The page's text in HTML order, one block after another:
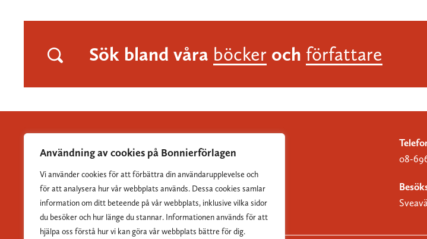
Användning av cookies på Bonnierförlagen
Vi använder cookies för att förbättra din användarupplevelse och
för att analysera hur vår webbplats används. Dessa cookies samlar
information om ditt beteende på vår webbplats, inklusive vilka sidor
du besöker och hur länge du stannar. Informationen används för att
hjälpa oss förstå hur vi kan göra vår webbplats bättre för dig.
Sök bland våra böcker och författare
Albert Bonniers Förlag grundades 1837 och är Sveriges
största skönlitterära förlag.
08-